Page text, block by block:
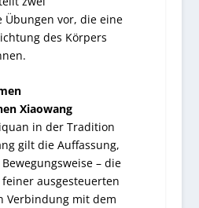
Übungen vor, die eine
des Körpers
Xiaowang
in der Tradition
gilt die Auffassung,
– die
ausgesteuerten
Verbindung mit dem